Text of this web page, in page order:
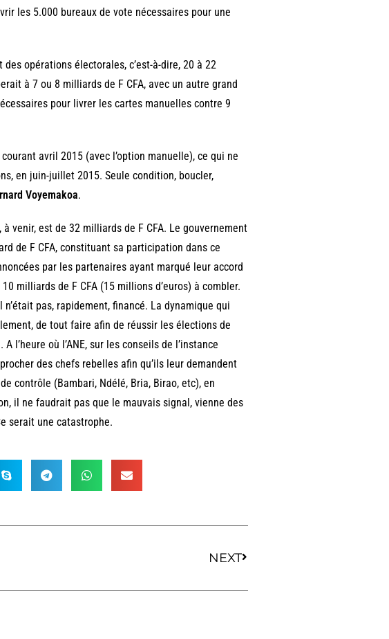
les 5.000 bureaux de vote nécessaires pour une
opérations électorales, c’est-à-dire, 20 à 22
à 7 ou 8 milliards de F CFA, avec un autre grand
pour livrer les cartes manuelles contre 9
avril 2015 (avec l’option manuelle), ce qui ne
en juin-juillet 2015. Seule condition, boucler,
Voyemakoa.
venir, est de 32 milliards de F CFA. Le gouvernement
de F CFA, constituant sa participation dans ce
par les partenaires ayant marqué leur accord
milliards de F CFA (15 millions d’euros) à combler.
pas, rapidement, financé. La dynamique qui
de tout faire afin de réussir les élections de
l’heure où l’ANE, sur les conseils de l’instance
des chefs rebelles afin qu’ils leur demandent
contrôle (Bambari, Ndélé, Bria, Birao, etc), en
il ne faudrait pas que le mauvais signal, vienne des
serait une catastrophe.
NEXT